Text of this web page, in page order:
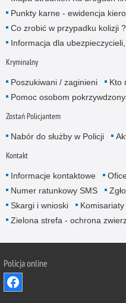
Punkty karne - ewidencja
Co zrobić w przypadku kolizji ?
Informacja dla
Kryminalny
Poszukiwani / zaginieni Kto
Pomoc osobom
Zostań Policjantem
Nabór do służby w Policji
Kontakt
Informacje kontaktowe
Numer ratunkowy SMS
Skargi i wnioski
Komisariaty
Zielona strefa - ochrona
Policja online